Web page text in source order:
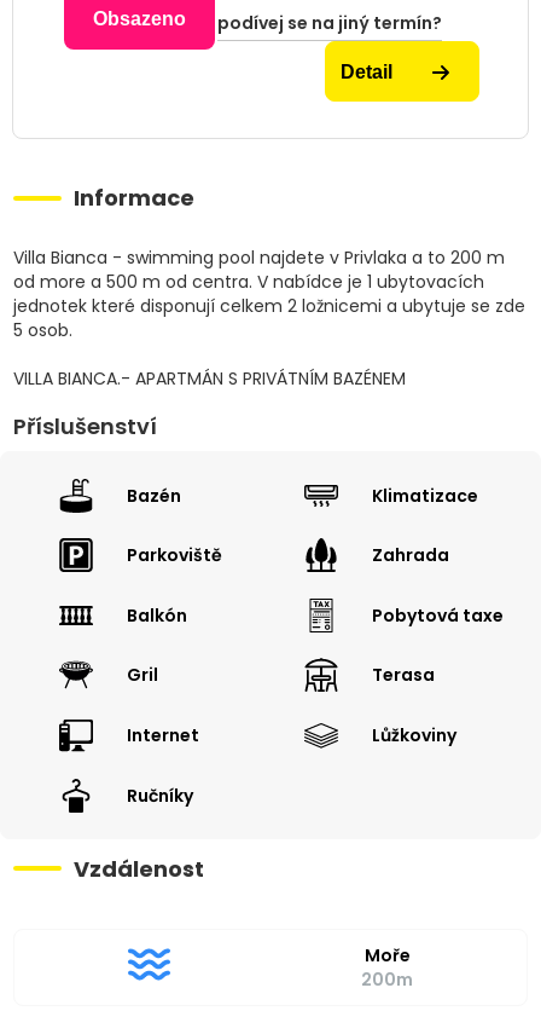
Obsazeno podívej se na jiný termín?
Detail
Informace
Villa Bianca - swimming pool najdete v Privlaka a to 200 m
od more a 500 m od centra. V nabídce je 1 ubytovacích
jednotek které disponují celkem 2 ložnicemi a ubytuje se zde
5 osob.
VILLA BIANCA.- APARTMÁN S PRIVÁTNÍM BAZÉNEM
Příslušenství
Bazén Klimatizace
Parkoviště Zahrada
Balkón Pobytová taxe
Gril Terasa
Internet Lůžkoviny
Ručníky
Vzdálenost
Moře
200m